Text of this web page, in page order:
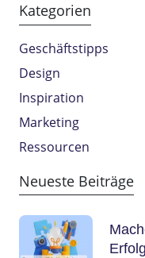
Kategorien
Geschäftstipps
Design
Inspiration
Marketing
Ressourcen
Neueste Beiträge